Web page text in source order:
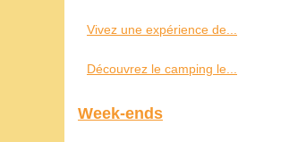
Vivez une expérience de...
Découvrez le camping le...
Week-ends